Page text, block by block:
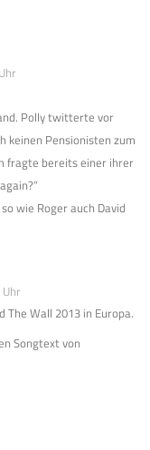
Polly twitterte vor
keinen Pensionisten zum
fragte bereits einer ihrer
wie Roger auch David
The Wall 2013 in Europa.
Songtext von